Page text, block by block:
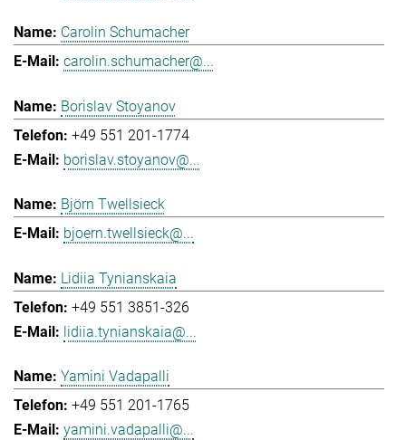
Carolin Schumacher
carolin.schumacher@...
Borislav Stoyanov
+49 551 201-1774
borislav.stoyanov@...
Björn Twellsieck
bjoern.twellsieck@...
Lidiia Tynianskaia
+49 551 3851-326
lidiia.tynianskaia@...
Yamini Vadapalli
+49 551 201-1765
yamini.vadapalli@...